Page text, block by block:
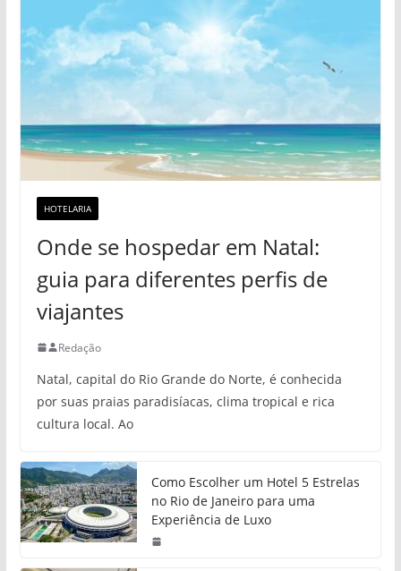
HOTELARIA
Onde se hospedar em Natal:
guia para diferentes perfis de
viajantes
Redação
Natal, capital do Rio Grande do Norte, é conhecida
por suas praias paradisíacas, clima tropical e rica
cultura local. Ao
Como Escolher um Hotel 5 Estrelas
no Rio de Janeiro para uma
Experiência de Luxo